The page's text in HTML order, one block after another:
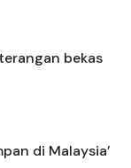
bekas
di Malaysia’